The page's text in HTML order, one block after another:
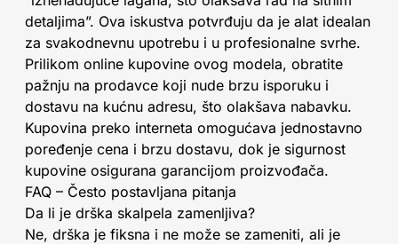
detaljima”. Ova iskustva potvrđuju da je alat idealan
za svakodnevnu upotrebu i u profesionalne svrhe.
Prilikom online kupovine ovog modela, obratite
pažnju na prodavce koji nude brzu isporuku i
dostavu na kućnu adresu, što olakšava nabavku.
Kupovina preko interneta omogućava jednostavno
poređenje cena i brzu dostavu, dok je sigurnost
kupovine osigurana garancijom proizvođača.
FAQ – Često postavljana pitanja
Da li je drška skalpela zamenljiva?
Ne, drška je fiksna i ne može se zameniti, ali je